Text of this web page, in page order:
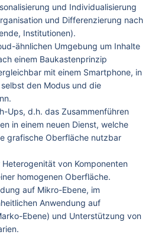
und Individualisierung
und Differenzierung nach
Institutionen).
ähnlichen Umgebung um Inhalte
einem Baukastenprinzip
mit einem Smartphone, in
den Modus und die
Ups, d.h. das Zusammenführen
in einem neuen Dienst, welche
grafische Oberfläche nutzbar
von Komponenten
homogenen Oberfläche.
auf Mikro-Ebene, im
Anwendung auf
Ebene) und Unterstützung von